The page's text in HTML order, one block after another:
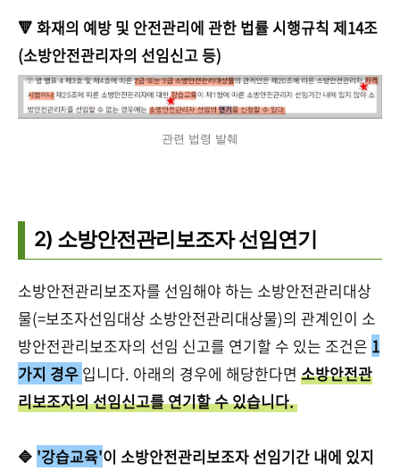
🔻 화재의 예방 및 안전관리에 관한 법률 시행규칙 제14조
(소방안전관리자의 선임신고 등)
관련 법령 발췌
2) 소방안전관리보조자 선임연기
소방안전관리보조자를 선임해야 하는 소방안전관리대상
물(=보조자선임대상 소방안전관리대상물)의 관계인이 소
방안전관리보조자의 선임 신고를 연기할 수 있는 조건은 1
가지 경우 입니다. 아래의 경우에 해당한다면 소방안전관
리보조자의 선임신고를 연기할 수 있습니다.
🔷 '강습교육'이 소방안전관리보조자 선임기간 내에 있지